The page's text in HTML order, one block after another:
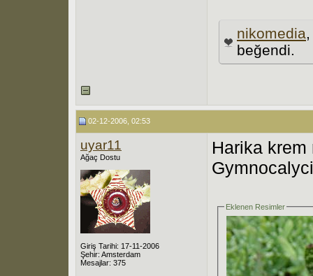
nikomedia,
beğendi.
02-12-2006, 02:53
uyar11
Ağaç Dostu
Giriş Tarihi: 17-11-2006
Şehir: Amsterdam
Mesajlar: 375
Harika
Eklenen Resimler